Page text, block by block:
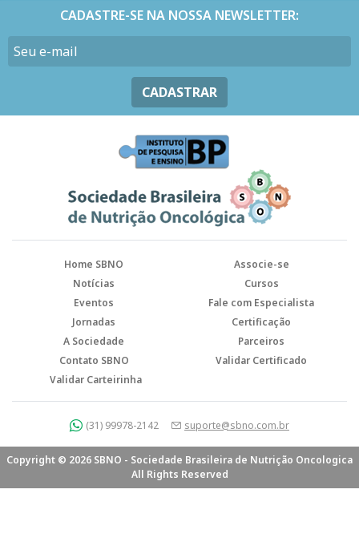
CADASTRE-SE NA NOSSA NEWSLETTER:
CADASTRAR
Home SBNO
Associe-se
Notícias
Cursos
Eventos
Fale com Especialista
Jornadas
Certificação
A Sociedade
Parceiros
Contato SBNO
Validar Certificado
Validar Carteirinha
(31) 99978-2142 suporte@sbno.com.br
Copyright © 2026 SBNO - Sociedade Brasileira de Nutrição Oncologica
All Rights Reserved